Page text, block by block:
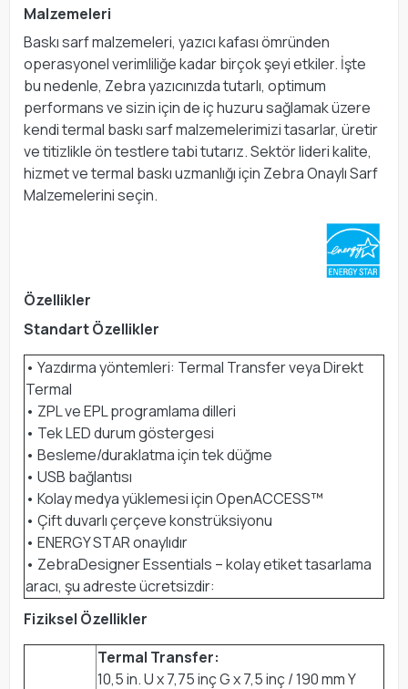
Malzemeleri
Baskı sarf malzemeleri, yazıcı kafası ömründen
operasyonel verimliliğe kadar birçok şeyi etkiler. İşte
bu nedenle, Zebra yazıcınızda tutarlı, optimum
performans ve sizin için de iç huzuru sağlamak üzere
kendi termal baskı sarf malzemelerimizi tasarlar, üretir
ve titizlikle ön testlere tabi tutarız. Sektör lideri kalite,
hizmet ve termal baskı uzmanlığı için Zebra Onaylı Sarf
Malzemelerini seçin.
Özellikler
Standart Özellikler
• Yazdırma yöntemleri: Termal Transfer veya Direkt
Termal
• ZPL ve EPL programlama dilleri
• Tek LED durum göstergesi
• Besleme/duraklatma için tek düğme
• USB bağlantısı
• Kolay medya yüklemesi için OpenACCESS™
• Çift duvarlı çerçeve konstrüksiyonu
• ENERGY STAR onaylıdır
• ZebraDesigner Essentials – kolay etiket tasarlama
aracı, şu adreste ücretsizdir:
Fiziksel Özellikler
Termal Transfer:
10,5 in. U x 7,75 inç G x 7,5 inç / 190 mm Y